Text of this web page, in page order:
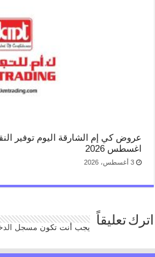
اغسطس 2026
3 أغسطس، 2026
اترك تعليقاً يجب أنت تكون مسجل